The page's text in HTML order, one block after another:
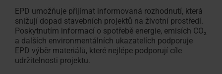
EPD umožňuje přijímat informovaná rozhodnutí, která
snižují dopad stavebních projektů na životní prostředí.
Poskytnutím informací o spotřebě energie, emisích CO₂
a dalších environmentálních ukazatelích podporuje
EPD výběr materiálů, které nejlépe podporují cíle
udržitelnosti projektu.